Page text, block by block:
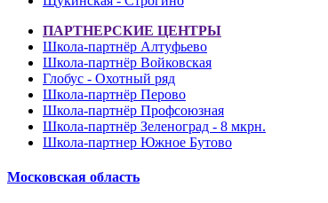
ПАРТНЕРСКИЕ ЦЕНТРЫ
Школа-партнёр Алтуфьево
Школа-партнёр Войковская
Глобус - Охотный ряд
Школа-партнёр Перово
Школа-партнёр Профсоюзная
Школа-партнёр Зеленоград - 8 мкрн.
Школа-партнер Южное Бутово
Московская область